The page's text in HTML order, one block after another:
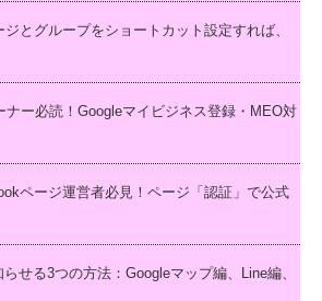
とグループをショートカット設定すれば、
ナー必読！Googleマイビジネス登録・MEO対
ページ運営者必見！ページ「認証」で公式
せる3つの方法：Googleマップ編、Line編、